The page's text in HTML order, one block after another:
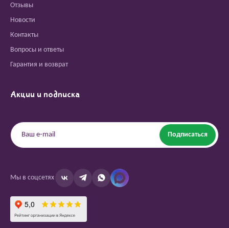
Отзывы
Новости
Контакты
Вопросы и ответы
Гарантия и возврат
Акции и подписка
Подписаться
Мы в соцсетях